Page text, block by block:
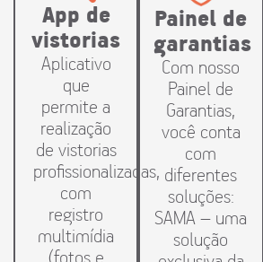
App de
vistorias
Aplicativo
que
permite a
realização
de vistorias
profissionalizadas,
com
registro
multimídia
(fotos e
Painel de
garantias
Com nosso
Painel de
Garantias,
você conta
com
diferentes
soluções:
SAMA – uma
solução